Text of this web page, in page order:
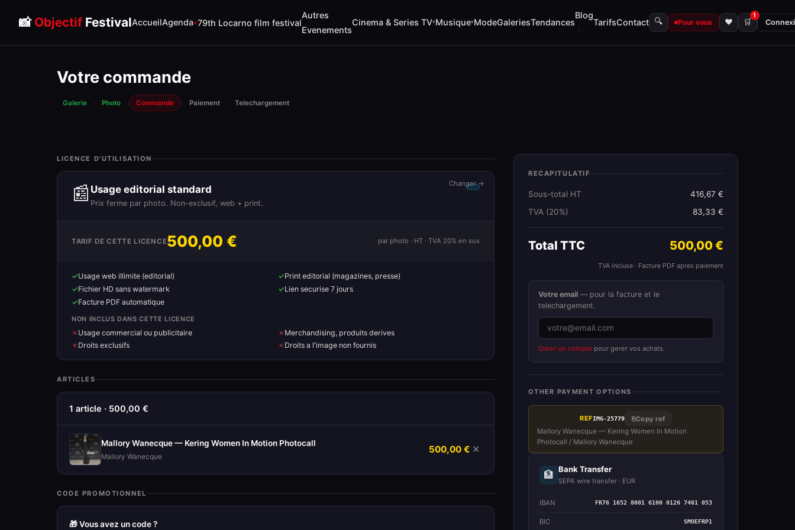
📸 Objectif FestivalAccueilAgenda 79th Locarno film festival
Autres
Evenements
Cinema & Series TV▾Musique▾ModeGaleriesTendances
Blog
TarifsContact 🔍 Pour vous ♥ 🛒
1
Votre commande
Galerie › Photo › Commande › Paiement › Telechargement
LICENCE D'UTILISATION
📰 Usage editorial standard
Prix ferme par photo. Non-exclusif, web + print.
Changer →
TARIF DE CETTE LICENCE500,00 € par photo · HT · TVA 20% en sus
Usage web illimite (editorial)
Print editorial (magazines, presse)
Fichier HD sans watermark
Lien securise 7 jours
Facture PDF automatique
NON INCLUS DANS CETTE LICENCE
Usage commercial ou publicitaire
Merchandising, produits derives
Droits exclusifs
Droits a l'image non fournis
ARTICLES
1 article · 500,00 €
Mallory Wanecque — Kering Women In Motion Photocall
Mallory Wanecque
500,00 € ✕
CODE PROMOTIONNEL
🎁 Vous avez un code ?
RECAPITULATIF
Sous-total HT
416,67 €
TVA (20%)
83,33 €
Total TTC 500,00 €
TVA incluse · Facture PDF apres paiement
Votre email — pour la facture et le
telechargement.
Creer un compte pour gerer vos achats.
OTHER PAYMENT OPTIONS
REFIMG-25779 ⎘Copy ref
Mallory Wanecque — Kering Women In Motion
Photocall / Mallory Wanecque
🏦 Bank Transfer
SEPA wire transfer · EUR
IBAN FR76 1652 8001 6100 0126 7401 053
BIC SMOEFRP1